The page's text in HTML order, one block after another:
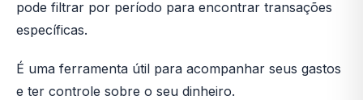
pode filtrar por período para encontrar transações
específicas.
É uma ferramenta útil para acompanhar seus gastos
e ter controle sobre o seu dinheiro.